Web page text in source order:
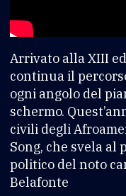
Arrivato alla XIII
continua il
ogni angolo del
schermo.
civili degli
Song, che svela al
politico del noto
Belafonte